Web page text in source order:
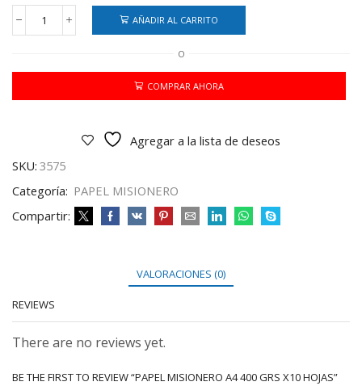
PAPEL
MISIONERO
400
X10
AÑADIR AL CARRITO
O
COMPRAR AHORA
Agregar a la lista de deseos
SKU: 3575
Categoría: PAPEL MISIONERO
Compartir:
VALORACIONES (0)
REVIEWS
There are no reviews yet.
BE THE FIRST TO REVIEW “PAPEL MISIONERO A4 400 GRS X10 HOJAS”